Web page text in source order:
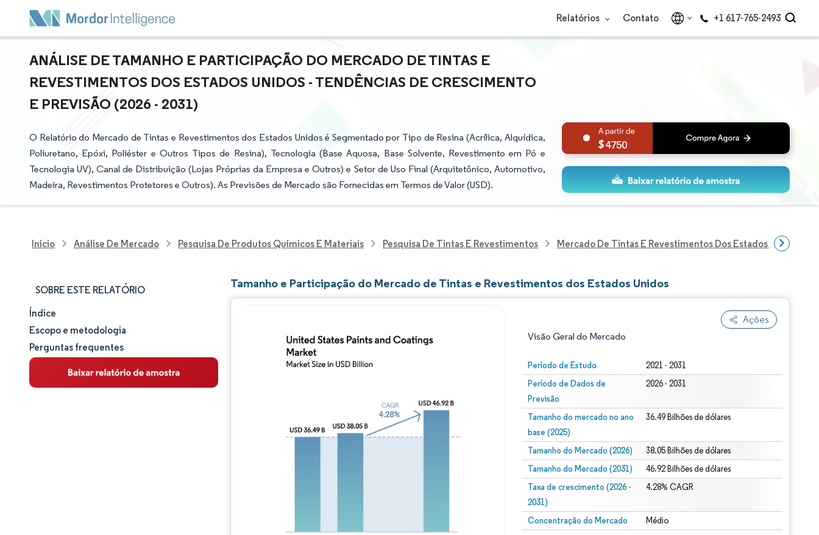
Relatórios Contato +1 617-765-2493
ANÁLISE DE TAMANHO E PARTICIPAÇÃO DO MERCADO DE TINTAS E
REVESTIMENTOS DOS ESTADOS UNIDOS - TENDÊNCIAS DE CRESCIMENTO
E PREVISÃO (2026 - 2031)
O Relatório do Mercado de Tintas e Revestimentos dos Estados Unidos é Segmentado por Tipo de Resina (Acrílica, Alquídica,
Poliuretano, Epóxi, Poliéster e Outros Tipos de Resina), Tecnologia (Base Aquosa, Base Solvente, Revestimento em Pó e
Tecnologia UV), Canal de Distribuição (Lojas Próprias da Empresa e Outros) e Setor de Uso Final (Arquitetônico, Automotivo,
Madeira, Revestimentos Protetores e Outros). As Previsões de Mercado são Fornecidas em Termos de Valor (USD).
4750
Início Análise De Mercado Pesquisa De Produtos Químicos E Materiais Pesquisa De Tintas E Revestimentos Mercado De Tintas E Revestimentos Dos Estados Unidos
SOBRE ESTE RELATÓRIO
Tamanho e participação de mercado
Análise de mercado
Tendências e insights
Índice
Escopo e metodologia
Perguntas frequentes
Tamanho e Participação do Mercado de Tintas e Revestimentos dos Estados Unidos
Ações
Visão Geral do Mercado
Período de Estudo 2021 - 2031
Período de Dados de
Previsão
2026 - 2031
Tamanho do mercado no ano
base (2025)
36.49 Bilhões de dólares
Tamanho do Mercado (2026) 38.05 Bilhões de dólares
Tamanho do Mercado (2031) 46.92 Bilhões de dólares
Taxa de crescimento (2026 -
2031)
4.28% CAGR
Concentração do Mercado Médio
Imagem © Mordor Intelligence. O reuso requer atribuição conforme CC BY 4.0.